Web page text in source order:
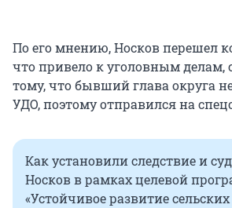
По его мнению, Носков перешел
что привело к уголовным делам,
тому, что бывший глава округа
УДО, поэтому отправился на
Как установили следствие и
Носков в рамках целевой
«Устойчивое развитие